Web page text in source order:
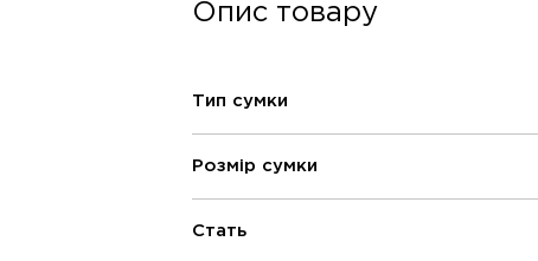
Опис товару
Тип сумки
Розмір сумки
Стать